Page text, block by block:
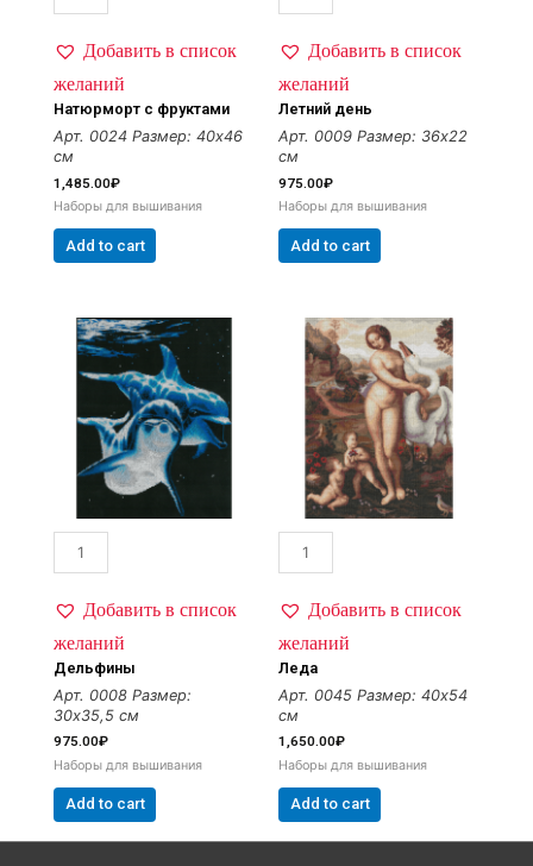
Добавить в список
желаний
Натюрморт с фруктами
Арт. 0024 Размер: 40х46
см
1,485.00₽
Наборы для вышивания
Add to cart
Добавить в список
желаний
Летний день
Арт. 0009 Размер: 36х22
см
975.00₽
Наборы для вышивания
Add to cart
Добавить в список
желаний
Дельфины
Арт. 0008 Размер:
30х35,5 см
975.00₽
Наборы для вышивания
Add to cart
Добавить в список
желаний
Леда
Арт. 0045 Размер: 40х54
см
1,650.00₽
Наборы для вышивания
Add to cart